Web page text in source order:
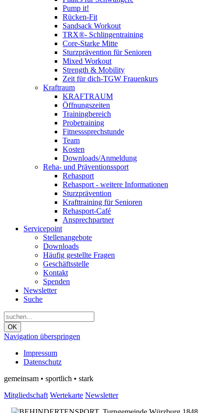
Pump it!
Rücken-Fit
Sandsack Workout
TRX®- Schlingentraining
Core-Starke Mitte
Sturzprävention für Senioren
Mixed Workout
Strength & Mobility
Zeit für dich-TGW Frauenkurs
Kraftraum
KRAFTRAUM
Öffnungszeiten
Trainingbereich
Probetraining
Fitnesssprechstunde
Team
Kosten
Downloads/Anmeldung
Reha- und Präventionssport
Rehasport
Rehasport - weitere Informationen
Sturzprävention
Krafttraining für Senioren
Rehasport-Café
Ansprechpartner
Servicepoint
Stellenangebote
Downloads
Häufig gestellte Fragen
Geschäftsstelle
Kontakt
Spenden
Newsletter
Suche
OK
Navigation überspringen
Impressum
Datenschutz
gemeinsam • sportlich • stark
Mitgliedschaft Wertekarte Newsletter